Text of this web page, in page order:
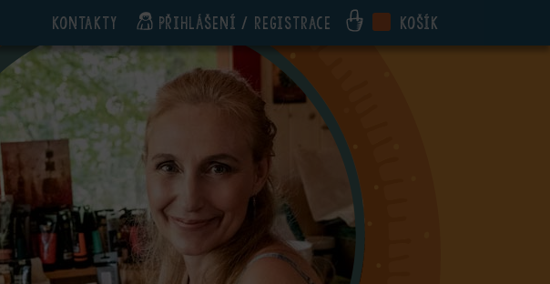
Kontakty Přihlášení / registrace Košík